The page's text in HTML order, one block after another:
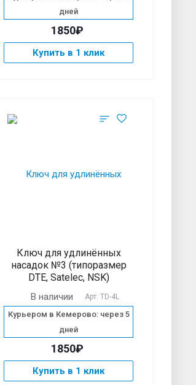
дней
1850₽
Купить в 1 клик
Ключ для удлинённых
насадок №3 (типоразмер
DTE, Satelec, NSK)
В наличии Арт. TD-4L
Курьером в Кемерово: через 5
дней
1850₽
Купить в 1 клик